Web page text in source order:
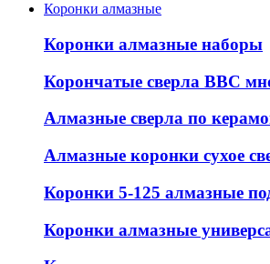
Коронки алмазные
Коронки алмазные наборы
Корончатые сверла ВВС
Алмазные сверла по
Алмазные коронки сухое
Коронки 5-125 алмазные
Коронки алмазные